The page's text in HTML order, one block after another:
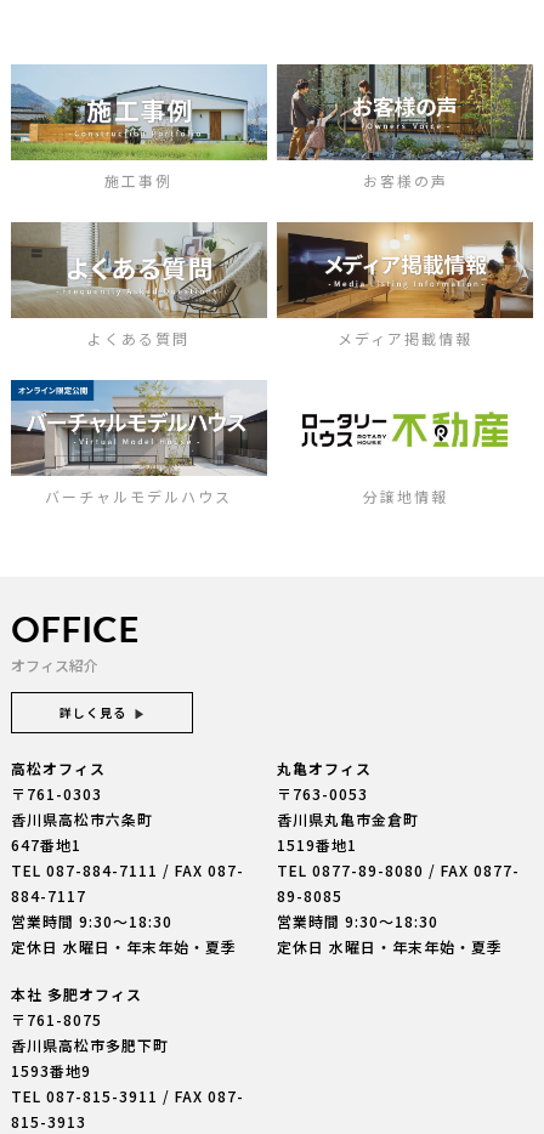
施工事例 お客様の声
よくある質問 メディア掲載情報
バーチャルモデルハウス 分譲地情報
OFFICE
オフィス紹介
詳しく見る
高松オフィス
〒761-0303
香川県高松市六条町
647番地1
TEL 087-884-7111 / FAX 087-
884-7117
営業時間 9:30〜18:30
定休日 水曜日・年末年始・夏季
丸亀オフィス
〒763-0053
香川県丸亀市金倉町
1519番地1
TEL0877-89-8080 / FAX 0877-
89-8085
営業時間 9:30〜18:30
定休日 水曜日・年末年始・夏季
本社 多肥オフィス
〒761-8075
香川県高松市多肥下町
1593番地9
TEL 087-815-3911 / FAX 087-
815-3913